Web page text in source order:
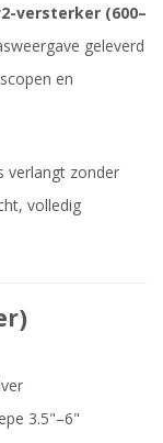
versterker (600–
geleverd
en
verlangt zonder
volledig
3.5"–6"